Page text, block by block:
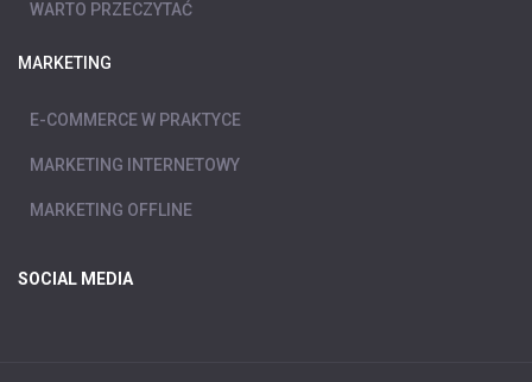
WARTO PRZECZYTAĆ
MARKETING
E-COMMERCE W PRAKTYCE
MARKETING INTERNETOWY
MARKETING OFFLINE
SOCIAL MEDIA